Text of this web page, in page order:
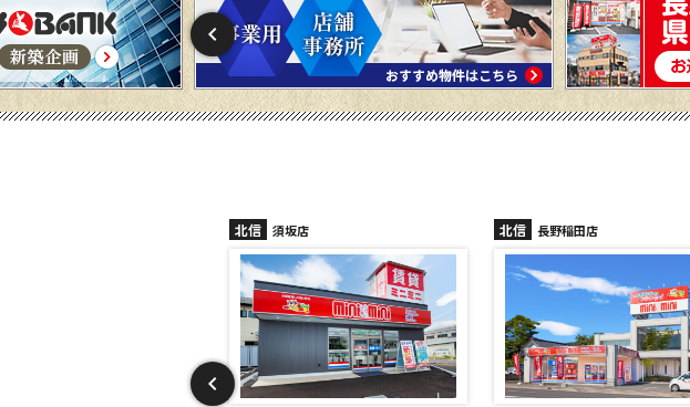
北信 須坂店 北信 長野稲田店